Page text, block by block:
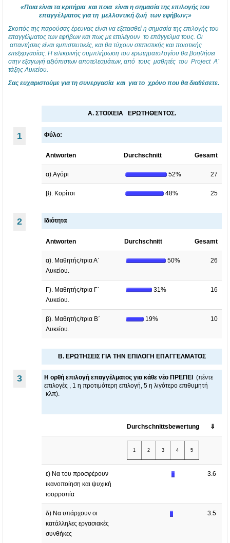
Λ
Ν
ί
κ
ι
ς
0
ε
π
ι
γ
ε
α
..
8
,
1
ε
ρ
μ
η
ν
«Ποια είναι τα κριτήρια και ποια είναι η σημασία της επιλογής του
επαγγέλματος για τη μελλοντική ζωή των εφήβων;»
Σκοπός της παρούσας έρευνας είναι να εξετασθεί η σημασία της επιλογής του
επαγγέλματος των εφήβων και πως με επιλέγουν το επάγγελμα τους. Οι
απαντήσεις είναι εμπιστευτικές, και θα τύχουν στατιστικής και ποιοτικής
επεξεργασίας. Η ειλικρινής συμπλήρωση του ερωτηματολογίου θα βοηθήσει
στην εξαγωγή αξιόπιστων αποτελεσμάτων, από τους μαθητές του ProjectA΄
τάξης Λυκείου.
Σας ευχαριστούμε για τη συνεργασία και για το χρόνο που θα διαθέσετε.
Α. ΣΤΟΙΧΕΙΑ ΕΡΩΤΗΘΕΝΤΟΣ.
1 Φύλο:
Antworten Durchschnitt Gesamt
α).Αγόρι 52% 27
β). Κορίτσι 48% 25
2 Ιδιότητα
Antworten Durchschnitt Gesamt
α). Μαθητής/τρια Α΄
Λυκείου.
50% 26
Γ). Μαθητής/τρια Γ΄
Λυκείου.
31% 16
β). Μαθητής/τρια Β΄
Λυκείου.
19% 10
Β. ΕΡΩΤΗΣΕΙΣ ΓΙΑ ΤΗΝ ΕΠΙΛΟΓΗ ΕΠΑΓΓΕΛΜΑΤΟΣ
3 Η ορθή επιλογή επαγγέλματος για κάθε νέο ΠΡΕΠΕΙ (πέντε
επιλογές , 1 η προτιμότερη επιλογή, 5 η λιγότερο επιθυμητή
κλπ).
Durchschnittsbewertung ⇓
1 2 3 4 5
ε) Να του προσφέρουν
ικανοποίηση και ψυχική
ισορροπία
3.6
δ) Να υπάρχουν οι
κατάλληλες εργασιακές
συνθήκες
3.5